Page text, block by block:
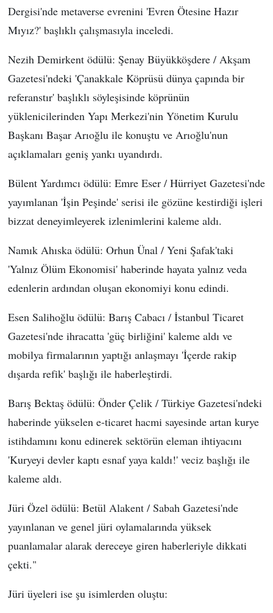
Dergisi'nde metaverse evrenini 'Evren Ötesine Hazır
Mıyız?' başlıklı çalışmasıyla inceledi.
Nezih Demirkent ödülü: Şenay Büyükköşdere / Akşam
Gazetesi'ndeki 'Çanakkale Köprüsü dünya çapında bir
referanstır' başlıklı söyleşisinde köprünün
yüklenicilerinden Yapı Merkezi'nin Yönetim Kurulu
Başkanı Başar Arıoğlu ile konuştu ve Arıoğlu'nun
açıklamaları geniş yankı uyandırdı.
Bülent Yardımcı ödülü: Emre Eser / Hürriyet Gazetesi'nde
yayımlanan 'İşin Peşinde' serisi ile gözüne kestirdiği işleri
bizzat deneyimleyerek izlenimlerini kaleme aldı.
Namık Ahıska ödülü: Orhun Ünal / Yeni Şafak'taki
'Yalnız Ölüm Ekonomisi' haberinde hayata yalnız veda
edenlerin ardından oluşan ekonomiyi konu edindi.
Esen Salihoğlu ödülü: Barış Cabacı / İstanbul Ticaret
Gazetesi'nde ihracatta 'güç birliğini' kaleme aldı ve
mobilya firmalarının yaptığı anlaşmayı 'İçerde rakip
dışarda refik' başlığı ile haberleştirdi.
Barış Bektaş ödülü: Önder Çelik / Türkiye Gazetesi'ndeki
haberinde yükselen e-ticaret hacmi sayesinde artan kurye
istihdamını konu edinerek sektörün eleman ihtiyacını
'Kuryeyi devler kaptı esnaf yaya kaldı!' veciz başlığı ile
kaleme aldı.
Jüri Özel ödülü: Betül Alakent / Sabah Gazetesi'nde
yayınlanan ve genel jüri oylamalarında yüksek
puanlamalar alarak dereceye giren haberleriyle dikkati
çekti."
Jüri üyeleri ise şu isimlerden oluştu: